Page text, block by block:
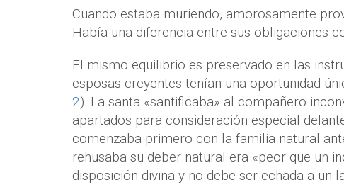
Cuando estaba muriendo, amorosamente
Había una diferencia entre sus obligaciones
El mismo equilibrio es preservado en las
esposas creyentes tenían una oportunidad
2). La santa «santificaba» al compañero
apartados para consideración especial
comenzaba primero con la familia natural
rehusaba su deber natural era «peor que un
disposición divina y no debe ser echada a un